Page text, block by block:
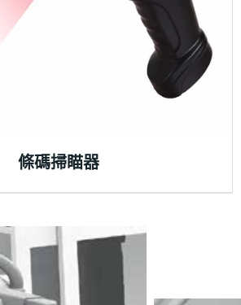
條碼掃瞄器